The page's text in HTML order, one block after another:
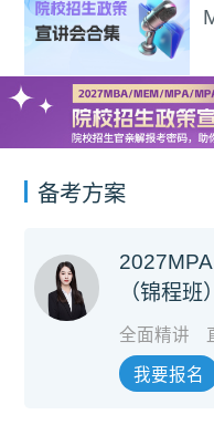
备考方案
（锦程班）
全面精讲
我要报名